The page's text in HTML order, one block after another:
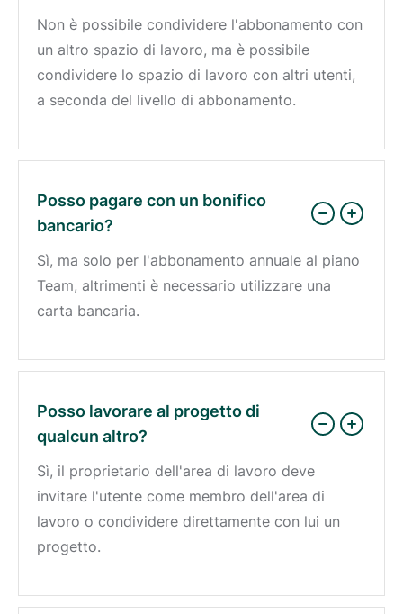
Non è possibile condividere l'abbonamento con
un altro spazio di lavoro, ma è possibile
condividere lo spazio di lavoro con altri utenti,
a seconda del livello di abbonamento.
Posso pagare con un bonifico
bancario?
Sì, ma solo per l'abbonamento annuale al piano
Team, altrimenti è necessario utilizzare una
carta bancaria.
Posso lavorare al progetto di
qualcun altro?
Sì, il proprietario dell'area di lavoro deve
invitare l'utente come membro dell'area di
lavoro o condividere direttamente con lui un
progetto.